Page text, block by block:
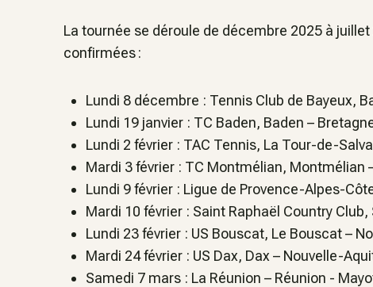
La tournée se déroule de décembre 2025 à
confirmées :
Lundi 8 décembre : Tennis Club de Bayeux,
Lundi 19 janvier : TC Baden, Baden –
Lundi 2 février : TAC Tennis, La Tour-de-
Mardi 3 février : TC Montmélian, Montmélian
Lundi 9 février : Ligue de Provence-Alpes-
Mardi 10 février : Saint Raphaël Country Club,
Lundi 23 février : US Bouscat, Le Bouscat –
Mardi 24 février : US Dax, Dax – Nouvelle-
Samedi 7 mars : La Réunion – Réunion -